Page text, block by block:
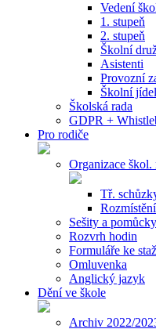
Vedení
1. stupeň
2. stupeň
Školní
Asistenti
Provozní
Školní
Školská rada
GDPR +
Pro rodiče
Organizace škol.
Tř.
Sešity a pomůcky
Rozvrh hodin
Formuláře ke
Omluvenka
Anglický jazyk
Dění ve škole
Archiv 2022/